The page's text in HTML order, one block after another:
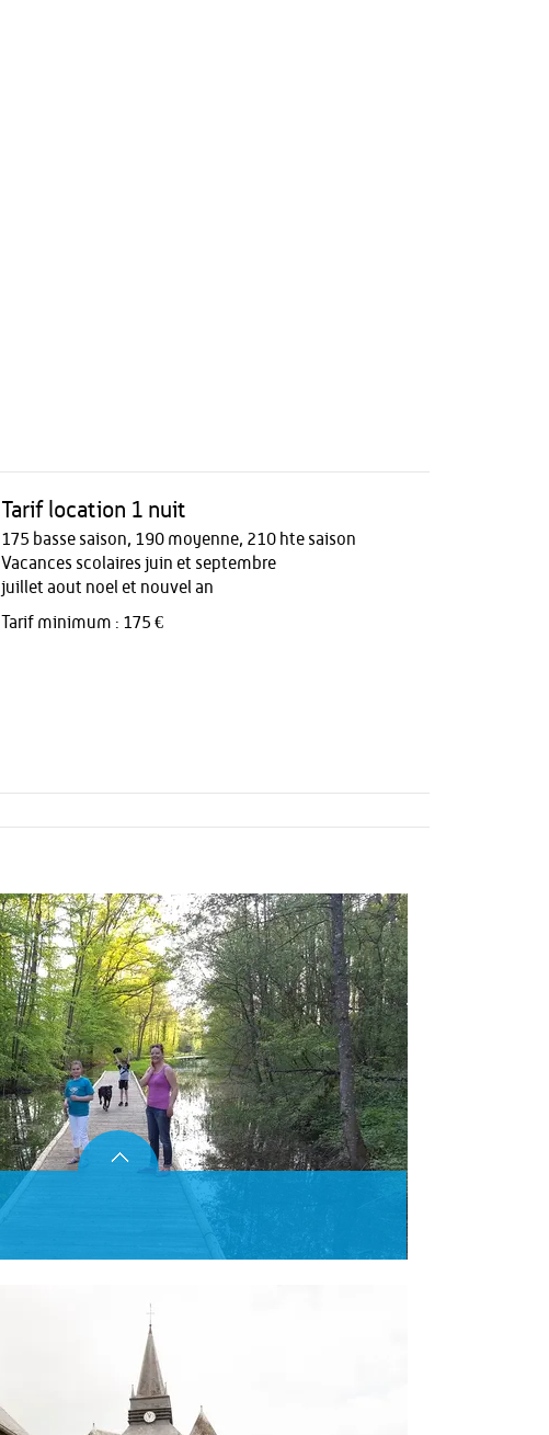
Tarif location 1 nuit
175 basse saison, 190 moyenne, 210 hte saison
Vacances scolaires juin et septembre
juillet aout noel et nouvel an
Tarif minimum : 175 €